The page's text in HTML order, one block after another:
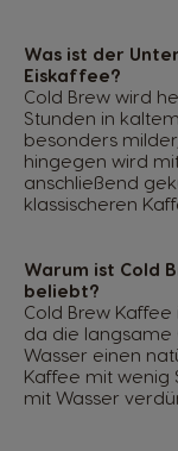
Was ist der
Eiskaffee?
Cold Brew wird
Stunden in
besonders
hingegen wird
anschließend
klassischeren
Warum ist Cold
beliebt?
Cold Brew
da die langsame
Wasser einen
Kaffee mit wenig
mit Wasser